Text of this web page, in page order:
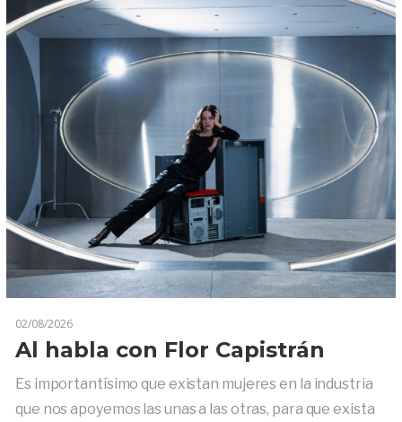
02/08/2026
Al habla con Flor Capistrán
Es importantísimo que existan mujeres en la industria
que nos apoyemos las unas a las otras, para que exista